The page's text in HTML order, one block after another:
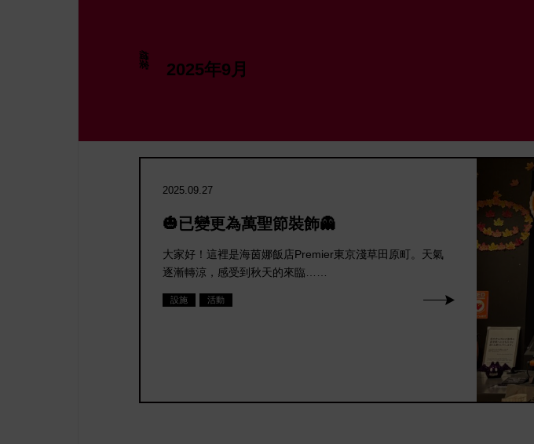
檔案 2025年9月
2025.09.27
🎃已變更為萬聖節裝飾👻
大家好！這裡是海茵娜飯店Premier東京淺草田原町。天氣
逐漸轉涼，感受到秋天的來臨……
設施 活動